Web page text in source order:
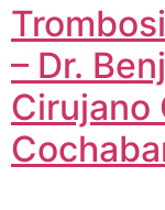
– Dr.
Cirujano